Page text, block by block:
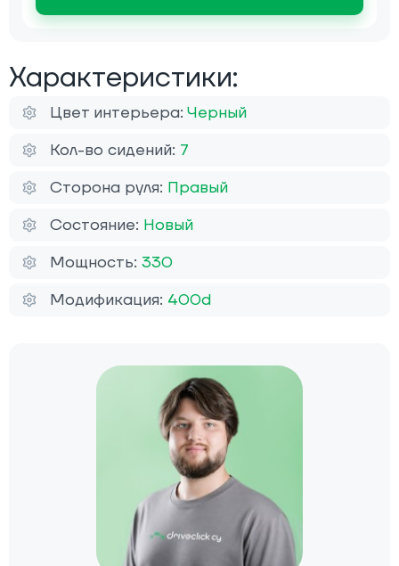
Характеристики:
Цвет интерьера: Черный
Кол-во сидений: 7
Сторона руля: Правый
Состояние: Новый
Мощность: 330
Модификация: 400d